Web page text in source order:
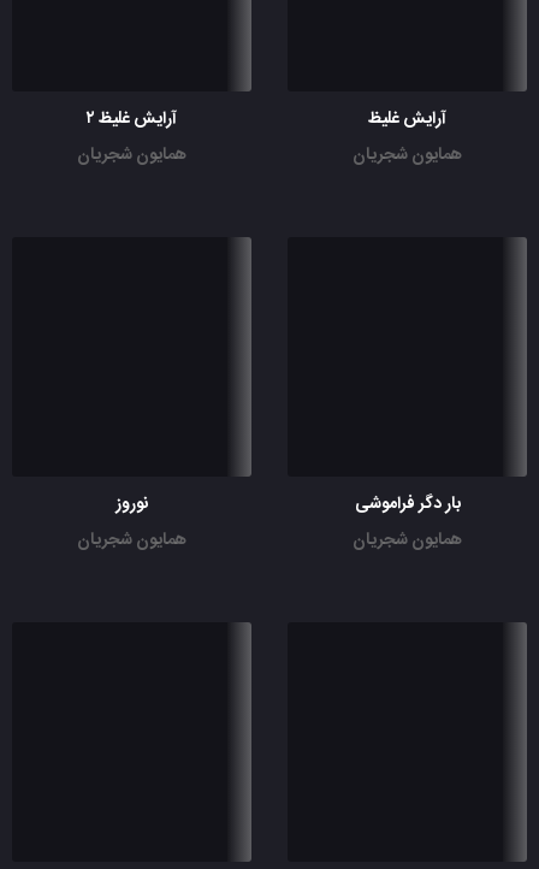
آرایش غلیظ
همایون شجریان
آرایش غلیظ ۲
همایون شجریان
بار دگر فراموشی
همایون شجریان
نوروز
همایون شجریان